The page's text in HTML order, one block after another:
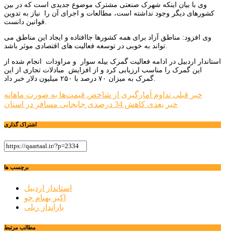
وی با بیان اینکه شهرک صنعتی مشترک موضوع جدیدی است که در بین
کشورهای دیگر وجود نداشته است، مطالعات و اجرای آن را نیاز به تدوین
وی افزود: مناطق آزاد برای همه کشورها جاافتاده و ایجاد این مناطق می
استاندار اردبیل در ادامه فعالیت گمرک بیله سوار و مراودات انجام شده از
این گمرک را مناسب ارزیابی کرد و از افزایش مبادلات تجاری از این
راهبری
نوشته
خبر قبلی تداوم آمارگیری از شاخص قیمت‌ها به صورت ماهانه
خبر بعدی کاهش 34 درصدی جابجایی مسافر در استان
اشتراک گذاری
برچسب ها
استاندار اردبیل
اکبر بهنام جو
بارانداز ریلی
مطالب مرتبط